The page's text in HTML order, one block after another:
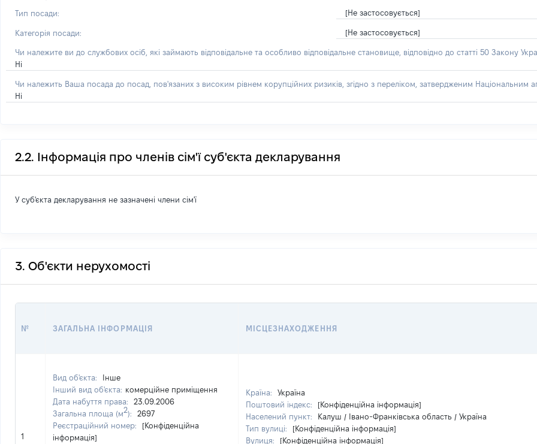
Тип посади: [Не застосовується]
Категорія посади: [Не застосовується]
Чи належите ви до службових осіб, які займають відповідальне та особливо відповідальне становище, відповідно до статті 50 Закону
Ні
Чи належить Ваша посада до посад, пов'язаних з високим рівнем корупційних ризиків, згідно з переліком, затвердженим Національним
Ні
2.2. Інформація про членів сім'ї суб'єкта декларування
У суб'єкта декларування не зазначені члени сім'ї
3. Об'єкти нерухомості
№ ЗАГАЛЬНА ІНФОРМАЦІЯ МІСЦЕЗНАХОДЖЕННЯ
1
Вид об'єкта:
Інше
Інший вид об'єкта: комерційне приміщення
Дата набуття права:
23.09.2006
Загальна площа (м2):
2697
Реєстраційний номер:
[Конфіденційна
інформація]
Країна:
Україна
Поштовий індекс:
[Конфіденційна інформація]
Населений пункт:
Калуш / Івано-Франківська область / Україна
Тип вулиці:
[Конфіденційна інформація]
Вулиця:
[Конфіденційна інформація]